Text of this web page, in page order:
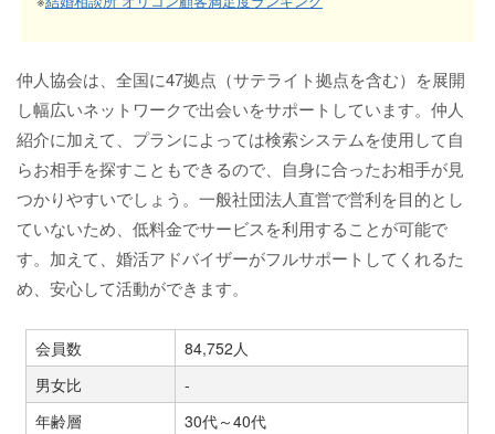
仲人協会は、全国に47拠点（サテライト拠点を含む）を展開
し幅広いネットワークで出会いをサポートしています。仲人
紹介に加えて、プランによっては検索システムを使用して自
らお相手を探すこともできるので、自身に合ったお相手が見
つかりやすいでしょう。一般社団法人直営で営利を目的とし
ていないため、低料金でサービスを利用することが可能で
す。加えて、婚活アドバイザーがフルサポートしてくれるた
め、安心して活動ができます。
会員数
84,752人
男女比
-
年齢層
30代～40代